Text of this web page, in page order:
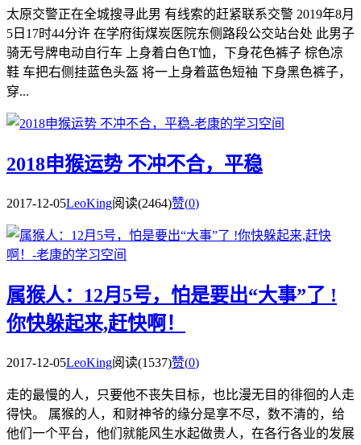
太原交警正在全城搜寻此男 有线索的赶紧联系交警 2019年8月
5日17时44分许 在学府街煤炭医院东侧路段公交站台处 此男子
骑无号牌电动自行车 上身着白色T恤，下身花色裤子 棕色凉
鞋 车把右侧挂蓝色头盔 将一上身着蓝色短袖 下身黑色裤子，
穿...
2018申猴运势 不冲不合，平稳
2017-12-05LeoKing阅读(2464)赞(0)
属猴人：12月5号，怕是要出“大事”了 !
你快躲起来,赶快啊！
2017-12-05LeoKing阅读(1537)赞(0)
走的最慢的人，只要他不丧失目标，也比漫无目的徘徊的人走
得快。 属猴的人，和财神爷的缘分是享不尽，数不清的，给
他们一个平台，他们就能风生水起做贵人，在各行各业的发展